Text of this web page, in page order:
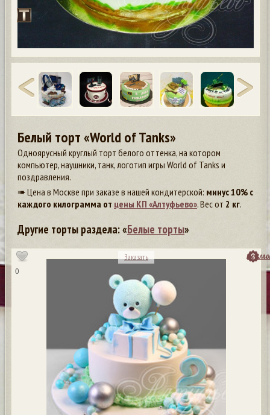
Белый торт «World of Tanks»
Одноярусный круглый торт белого оттенка, на котором
компьютер, наушники, танк, логотип игры World of Tanks и
поздравления.
➠ Цена в Москве при заказе в нашей кондитерской: минус 10% с
каждого килограмма от цены КП «Алтуфьево». Вес от 2 кг.
Другие торты раздела: «Белые торты»
0
Заказать